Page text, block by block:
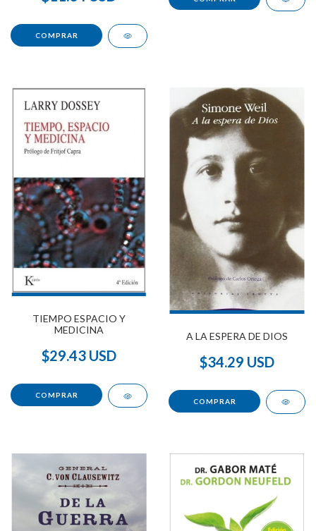
TIEMPO ESPACIO Y
MEDICINA
$29.43 USD
A LA ESPERA DE DIOS
$34.29 USD